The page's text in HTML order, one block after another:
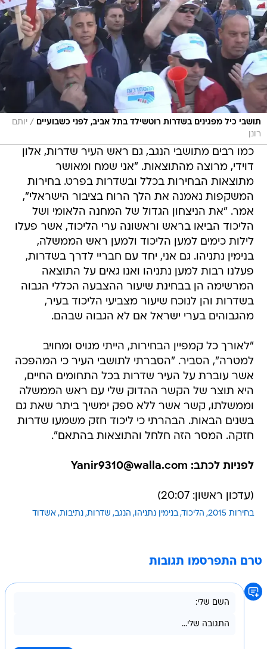
תושבי כיל מפגינים בשדרות רוטשילד בתל אביב, לפני כשבועיים / יותם
רונן
כמו רבים מתושבי הנגב, גם ראש העיר שדרות, אלון
דוידי, מרוצה מהתוצאות. "אני שמח ומאושר
מתוצאות הבחירות בכלל ובשדרות בפרט. בחירות
המשקפות נאמנה את הלך הרוח בציבור הישראלי",
אמר. "את הניצחון הגדול של המחנה הלאומי ושל
הליכוד הביאו בראש וראשונה ערי הליכוד, אשר פעלו
לילות כימים למען הליכוד ולמען ראש הממשלה,
בנימין נתניהו. גם אני, יחד עם חבריי לדרך בשדרות,
פעלנו רבות למען נתניהו ואנו גאים על התוצאה
המרשימה הן בבחינת שיעור ההצבעה הכללי הגבוה
בשדרות והן לנוכח שיעור מצביעי הליכוד בעיר,
מהגבוהים בערי ישראל אם לא הגבוה שבהם.
"לאורך כל קמפיין הבחירות, הייתי מגויס ומחויב
למטרה", הסביר. "הסברתי לתושבי העיר כי המהפכה
אשר עוברת על העיר שדרות בכל התחומים החיים,
היא תוצר של הקשר ההדוק שלי עם ראש הממשלה
וממשלתו, קשר אשר ללא ספק ימשיך ביתר שאת גם
בשנים הבאות. הבהרתי כי ליכוד חזק משמעו שדרות
חזקה. המסר הזה חלחל והתוצאות בהתאם".
לפניות לכתב: Yanir9310@walla.com
(עדכון ראשון: 20:07)
בחירות 2015 הליכוד בנימין נתניהו הנגב שדרות נתיבות אשדוד
טרם התפרסמו תגובות